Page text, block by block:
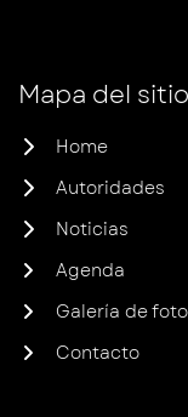
Mapa del sitio
Home
Autoridades
Noticias
Agenda
Galería de
Contacto